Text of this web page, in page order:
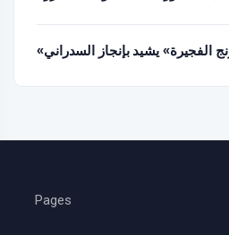
الفجيرة» يشيد بإنجاز السدراني
Pages